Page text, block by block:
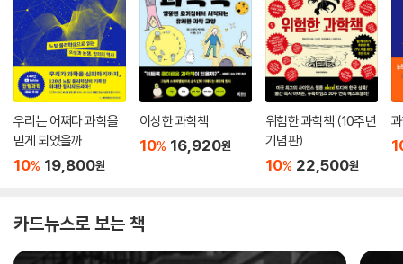
우리는 어쩌다 과학을
믿게 되었을까
10% 19,800원
이상한 과학책
10% 16,920원
위험한 과학책 (10주년
기념판)
10% 22,500원
카드뉴스로 보는 책